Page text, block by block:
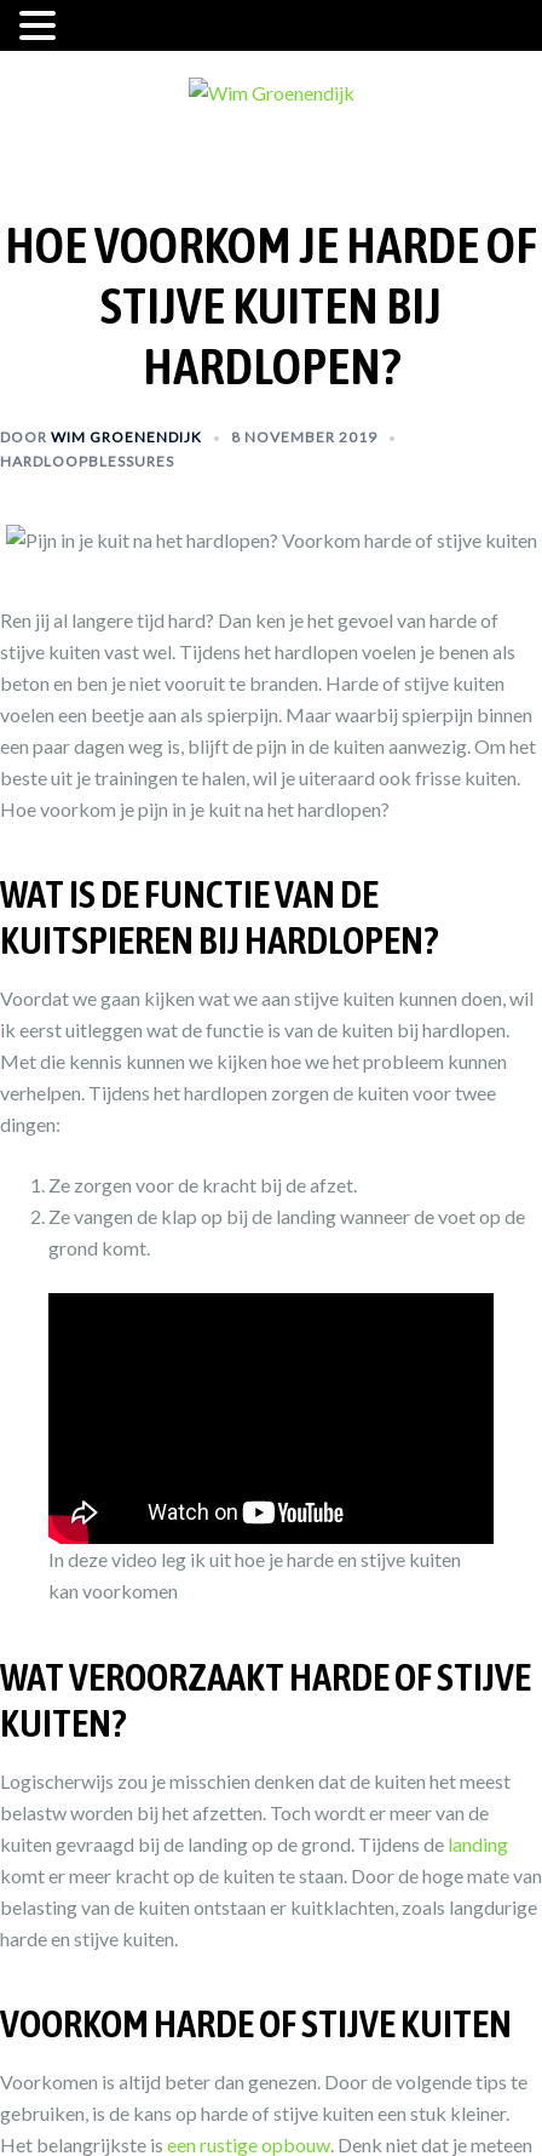
HOE VOORKOM JE HARDE OF
STIJVE KUITEN BIJ
HARDLOPEN?
DOOR WIM GROENENDIJK
8 NOVEMBER 2019
HARDLOOPBLESSURES
Ren jij al langere tijd hard? Dan ken je het gevoel van harde of
stijve kuiten vast wel. Tijdens het hardlopen voelen je benen als
beton en ben je niet vooruit te branden. Harde of stijve kuiten
voelen een beetje aan als spierpijn. Maar waarbij spierpijn binnen
een paar dagen weg is, blijft de pijn in de kuiten aanwezig. Om het
beste uit je trainingen te halen, wil je uiteraard ook frisse kuiten.
Hoe voorkom je pijn in je kuit na het hardlopen?
WAT IS DE FUNCTIE VAN DE
KUITSPIEREN BIJ HARDLOPEN?
Voordat we gaan kijken wat we aan stijve kuiten kunnen doen, wil
ik eerst uitleggen wat de functie is van de kuiten bij hardlopen.
Met die kennis kunnen we kijken hoe we het probleem kunnen
verhelpen. Tijdens het hardlopen zorgen de kuiten voor twee
dingen:
Ze zorgen voor de kracht bij de afzet.
Ze vangen de klap op bij de landing wanneer de voet op de
grond komt.
In deze video leg ik uit hoe je harde en stijve kuiten
kan voorkomen
WAT VEROORZAAKT HARDE OF STIJVE
KUITEN?
Logischerwijs zou je misschien denken dat de kuiten het meest
belastw worden bij het afzetten. Toch wordt er meer van de
kuiten gevraagd bij de landing op de grond. Tijdens de landing
komt er meer kracht op de kuiten te staan. Door de hoge mate van
belasting van de kuiten ontstaan er kuitklachten, zoals langdurige
harde en stijve kuiten.
VOORKOM HARDE OF STIJVE KUITEN
Voorkomen is altijd beter dan genezen. Door de volgende tips te
gebruiken, is de kans op harde of stijve kuiten een stuk kleiner.
Het belangrijkste is een rustige opbouw. Denk niet dat je meteen